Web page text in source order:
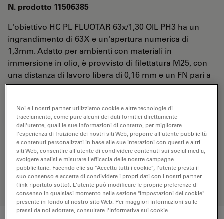
N. prodotto 11506385
L'obiettivo HC PL FLUOTAR 63x/1,30 OIL PH3 ha un
ingrandimento di 63X e un'apertura numerica di
1,3mm. Adatto per ambienti con materiali in
immersione in olio, è provvisto di filettatura M25, con
una distanza di lavoro libera di 0,16 mm e un FN pari a
24.
RICHIESTA DI PREVENTIVO
Scopri la soluzione perfetta. Esplora il
nostroObjective Finder, confronta le
alternative e trova l’opzione più
adatta alle tue esigenze.
Noi e i nostri partner utilizziamo cookie e altre tecnologie di
tracciamento, come pure alcuni dei dati fornitici direttamente
dall'utente, quali le sue informazioni di contatto, per migliorare
l'esperienza di fruizione dei nostri siti Web, proporre all'utente pubblicità
e contenuti personalizzati in base alle sue interazioni con questi e altri
siti Web, consentire all'utente di condividere contenuti sui social media,
svolgere analisi e misurare l'efficacia delle nostre campagne
pubblicitarie. Facendo clic su "Accetta tutti i cookie", l'utente presta il
suo consenso e accetta di condividere i propri dati con i nostri partner
(link riportato sotto). L'utente può modificare le proprie preferenze di
consenso in qualsiasi momento nella sezione "Impostazioni dei cookie"
presente in fondo al nostro sito Web. Per maggiori informazioni sulle
prassi da noi adottate, consultare l'Informativa sui cookie